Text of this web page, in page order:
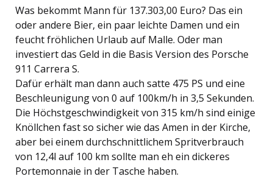
Was bekommt Mann für 137.303,00 Euro? Das ein
oder andere Bier, ein paar leichte Damen und ein
feucht fröhlichen Urlaub auf Malle. Oder man
investiert das Geld in die Basis Version des Porsche
911 Carrera S.
Dafür erhält man dann auch satte 475 PS und eine
Beschleunigung von 0 auf 100km/h in 3,5 Sekunden.
Die Höchstgeschwindigkeit von 315 km/h sind einige
Knöllchen fast so sicher wie das Amen in der Kirche,
aber bei einem durchschnittlichem Spritverbrauch
von 12,4l auf 100 km sollte man eh ein dickeres
Portemonnaie in der Tasche haben.